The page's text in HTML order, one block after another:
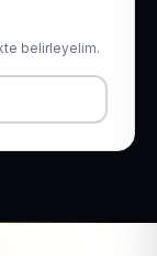
belirleyelim.